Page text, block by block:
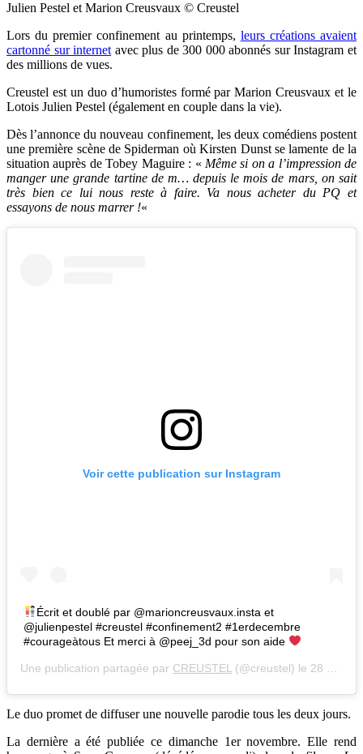
Julien Pestel et Marion Creusvaux © Creustel
Lors du premier confinement au printemps, leurs créations avaient
cartonné sur internetavec plus de 300 000 abonnés sur Instagram et
des millions de vues.
Creustel est un duo d’humoristes formé par Marion Creusvaux et le
Lotois Julien Pestel (également en couple dans la vie).
Dès l’annonce du nouveau confinement, les deux comédiens postent
une première scène de Spiderman où Kirsten Dunst se lamente de la
situation auprès de Tobey Maguire : « Même si on a l’impression de
manger une grande tartine de m… depuis le mois de mars, on sait
très bien ce lui nous reste à faire. Va nous acheter du PQ et
essayons de nous marrer !«
Voir cette publication sur Instagram
Écrit et doublé par @marioncreusvaux.insta et
@julienpestel #creustel #confinement2 #1erdecembre
#courageàtous Et merci à @peej_3d pour son aide
Une publication partagée par CREUSTEL (@creustel) le 28 Oct. 2020 à 12 :45 PDT
Le duo promet de diffuser une nouvelle parodie tous les deux jours.
La dernière a été publiée ce dimanche 1er novembre. Elle rend